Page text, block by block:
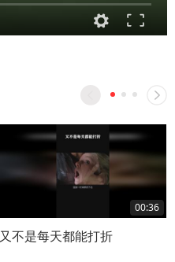
00:36
又不是每天都能打折